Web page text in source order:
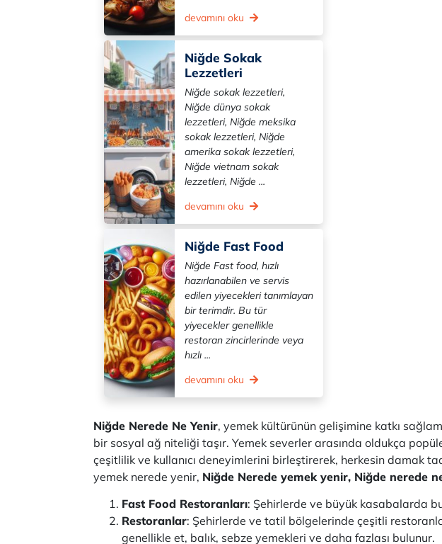
devamını oku
Niğde Sokak
Lezzetleri
Niğde sokak lezzetleri,
Niğde dünya sokak
lezzetleri, Niğde meksika
sokak lezzetleri, Niğde
amerika sokak lezzetleri,
Niğde vietnam sokak
lezzetleri, Niğde ...
devamını oku
Niğde Fast Food
Niğde Fast food, hızlı
hazırlanabilen ve servis
edilen yiyecekleri tanımlayan
bir terimdir. Bu tür
yiyecekler genellikle
restoran zincirlerinde veya
hızlı ...
devamını oku
Niğde Nerede Ne Yenir, yemek kültürünün gelişimine katkı
bir sosyal ağ niteliği taşır. Yemek severler arasında oldukça
çeşitlilik ve kullanıcı deneyimlerini birleştirerek, herkesin damak
yemek nerede yenir, Niğde Nerede yemek yenir, Niğde nerede
Fast Food Restoranları: Şehirlerde ve büyük kasabalarda
Restoranlar: Şehirlerde ve tatil bölgelerinde çeşitli
genellikle et, balık, sebze yemekleri ve daha fazlası bulunur.